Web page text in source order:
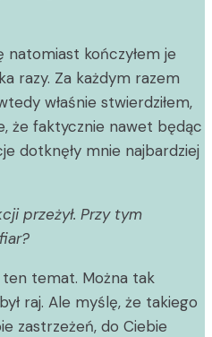
natomiast kończyłem je
razy. Za każdym razem
właśnie stwierdziłem,
że faktycznie nawet będąc
dotknęły mnie najbardziej
przeżył. Przy tym
ten temat. Można tak
raj. Ale myślę, że takiego
zastrzeżeń, do Ciebie